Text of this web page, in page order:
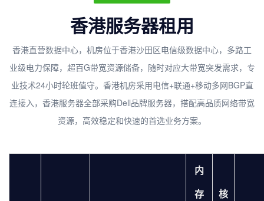
香港服务器租用
香港直营数据中心，机房位于香港沙田区电信级数据中心，多路工
业级电力保障，超百G带宽资源储备，随时对应大带宽突发需求，专
业技术24小时轮班值守。香港机房采用电信+联通+移动多网BGP直
连接入，香港服务器全部采购Dell品牌服务器，搭配高品质网络带宽
资源，高效稳定和快速的首选业务方案。
内
存
核